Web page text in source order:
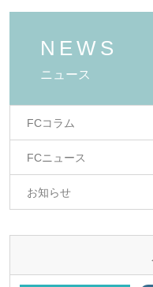
NEWS
ニュース
FCコラム
FCニュース
お知らせ